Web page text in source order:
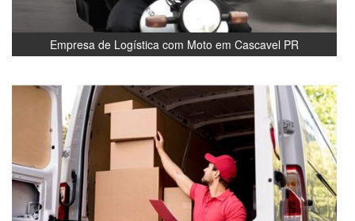
Empresa de Logística com Moto em Cascavel PR